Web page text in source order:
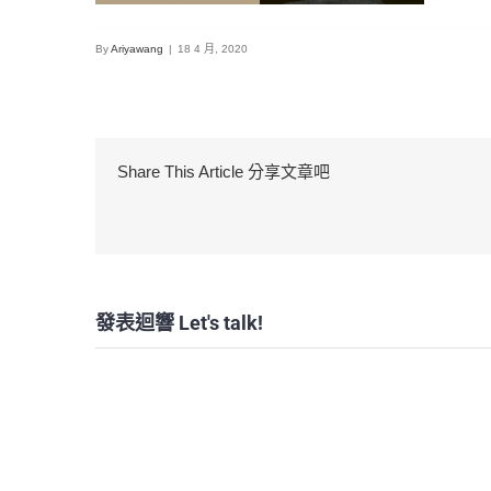
ByAriyawang | 18 4 月, 2020
Share This Article 分享文章吧
發表迴響 Let's talk!